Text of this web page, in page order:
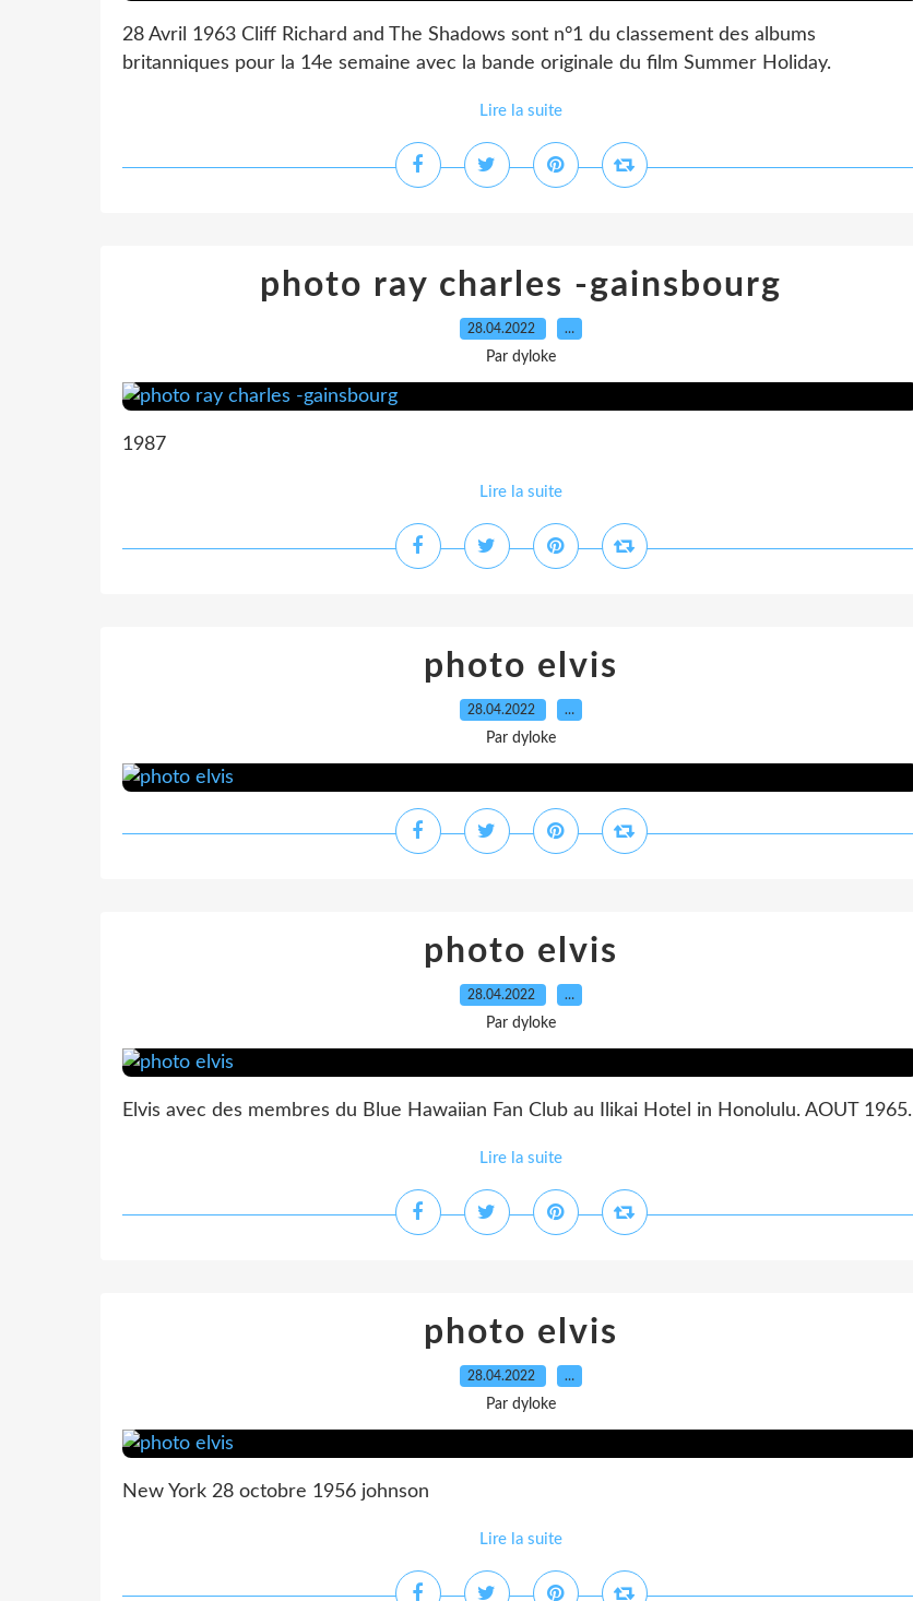
28 Avril 1963 Cliff Richard and The Shadows sont n°1 du classement des albums
britanniques pour la 14e semaine avec la bande originale du film Summer Holiday.
Lire la suite
photo ray charles -gainsbourg
28.04.2022 …
Par dyloke
1987
Lire la suite
photo elvis
28.04.2022 …
Par dyloke
photo elvis
28.04.2022 …
Par dyloke
Elvis avec des membres du Blue Hawaiian Fan Club au Ilikai Hotel in Honolulu. AOUT 1965.
Lire la suite
photo elvis
28.04.2022 …
Par dyloke
New York 28 octobre 1956 johnson
Lire la suite